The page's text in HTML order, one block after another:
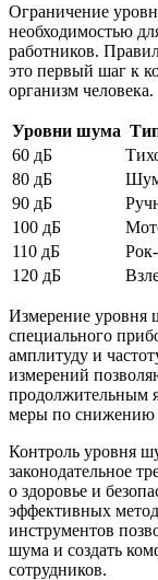
Ограничение
необходимостью
работников.
это первый шаг к
организм человека.
Уровни шума
60 дБ
80 дБ
90 дБ
100 дБ
110 дБ
120 дБ
Измерение уровня
специального
амплитуду и
измерений
продолжительным
меры по снижению
Контроль уровня
законодательное
о здоровье и
эффективных
инструментов
шума и создать
сотрудников.